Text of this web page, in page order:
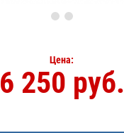
Цена:
6 250 руб.